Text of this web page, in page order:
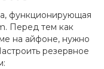
функционирующая
Перед тем как
на айфоне, нужно
резервное